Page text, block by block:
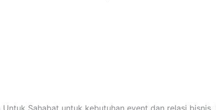
Sahabat untuk kebutuhan event dan relasi